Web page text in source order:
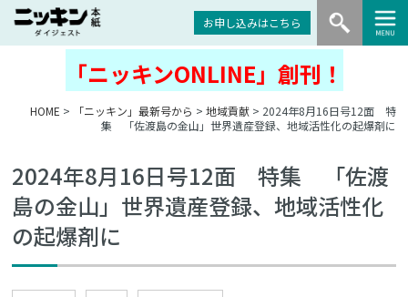
お申し込みはこちら
「ニッキンONLINE」創刊！
HOME > 「ニッキン」最新号から > 地域貢献> 2024年8月16日号12面 特
集 「佐渡島の金山」世界遺産登録、地域活性化の起爆剤に
2024年8月16日号12面 特集 「佐渡
島の金山」世界遺産登録、地域活性化
の起爆剤に